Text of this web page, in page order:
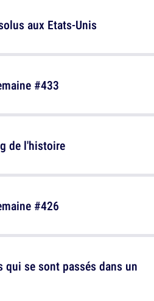
aux Etats-Unis
de l'histoire
se sont passés dans un
#433
#426